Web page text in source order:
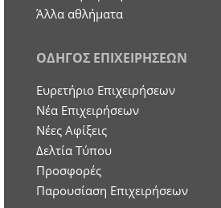
Άλλα αθλήματα
ΟΔΗΓΟΣ ΕΠΙΧΕΙΡΗΣΕΩΝ
Ευρετήριο Επιχειρήσεων
Nέα Επιχειρήσεων
Νέες Αφίξεις
Δελτία Τύπου
Προσφορές
Παρουσίαση Επιχειρήσεων